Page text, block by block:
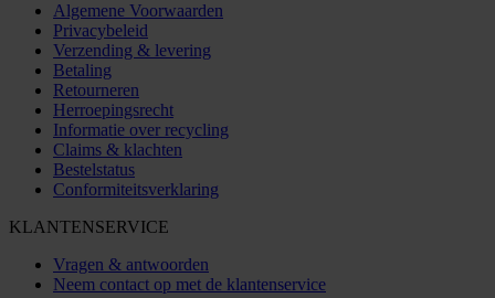
Algemene Voorwaarden
Privacybeleid
Verzending & levering
Betaling
Retourneren
Herroepingsrecht
Informatie over recycling
Claims & klachten
Bestelstatus
Conformiteitsverklaring
KLANTENSERVICE
Vragen & antwoorden
Neem contact op met de klantenservice